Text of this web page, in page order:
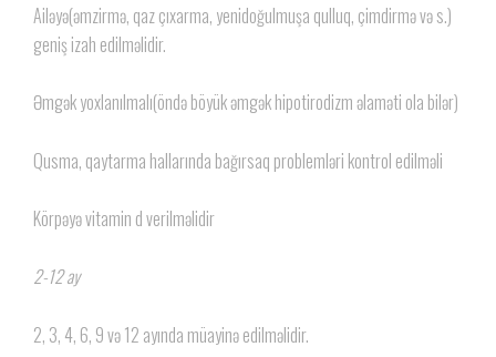
Ailəyə(əmzirmə, qaz çıxarma, yenidoğulmuşa qulluq, çimdirmə və s.)
geniş izah edilməlidir.
Əmgək yoxlanılmalı(öndə böyük əmgək hipotirodizm əlaməti ola bilər)
Qusma, qaytarma hallarında bağırsaq problemləri kontrol edilməli
Körpəyə vitamin d verilməlidir
2-12 ay
2, 3, 4, 6, 9 və 12 ayında müayinə edilməlidir.